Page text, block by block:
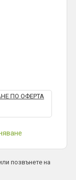
ПО ОФЕРТА
позвънете на